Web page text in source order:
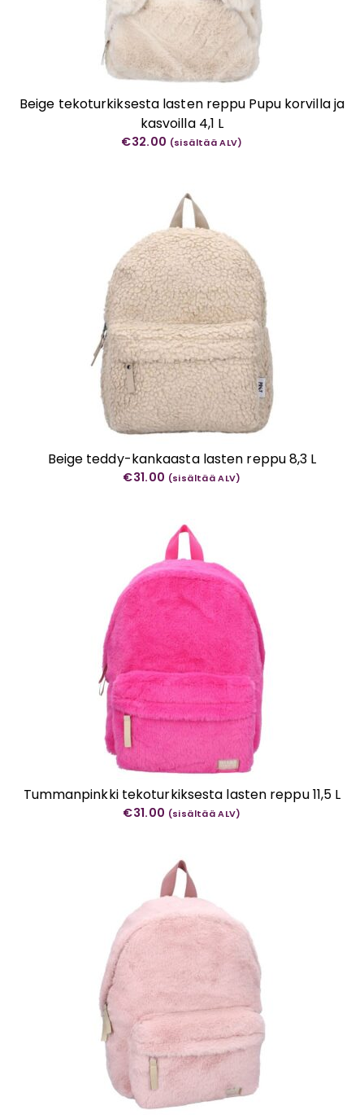
Beige tekoturkiksesta lasten reppu Pupu korvilla ja
kasvoilla 4,1 L
€32.00 (sisältää ALV)
Beige teddy-kankaasta lasten reppu 8,3 L
€31.00 (sisältää ALV)
Tummanpinkki tekoturkiksesta lasten reppu 11,5 L
€31.00 (sisältää ALV)